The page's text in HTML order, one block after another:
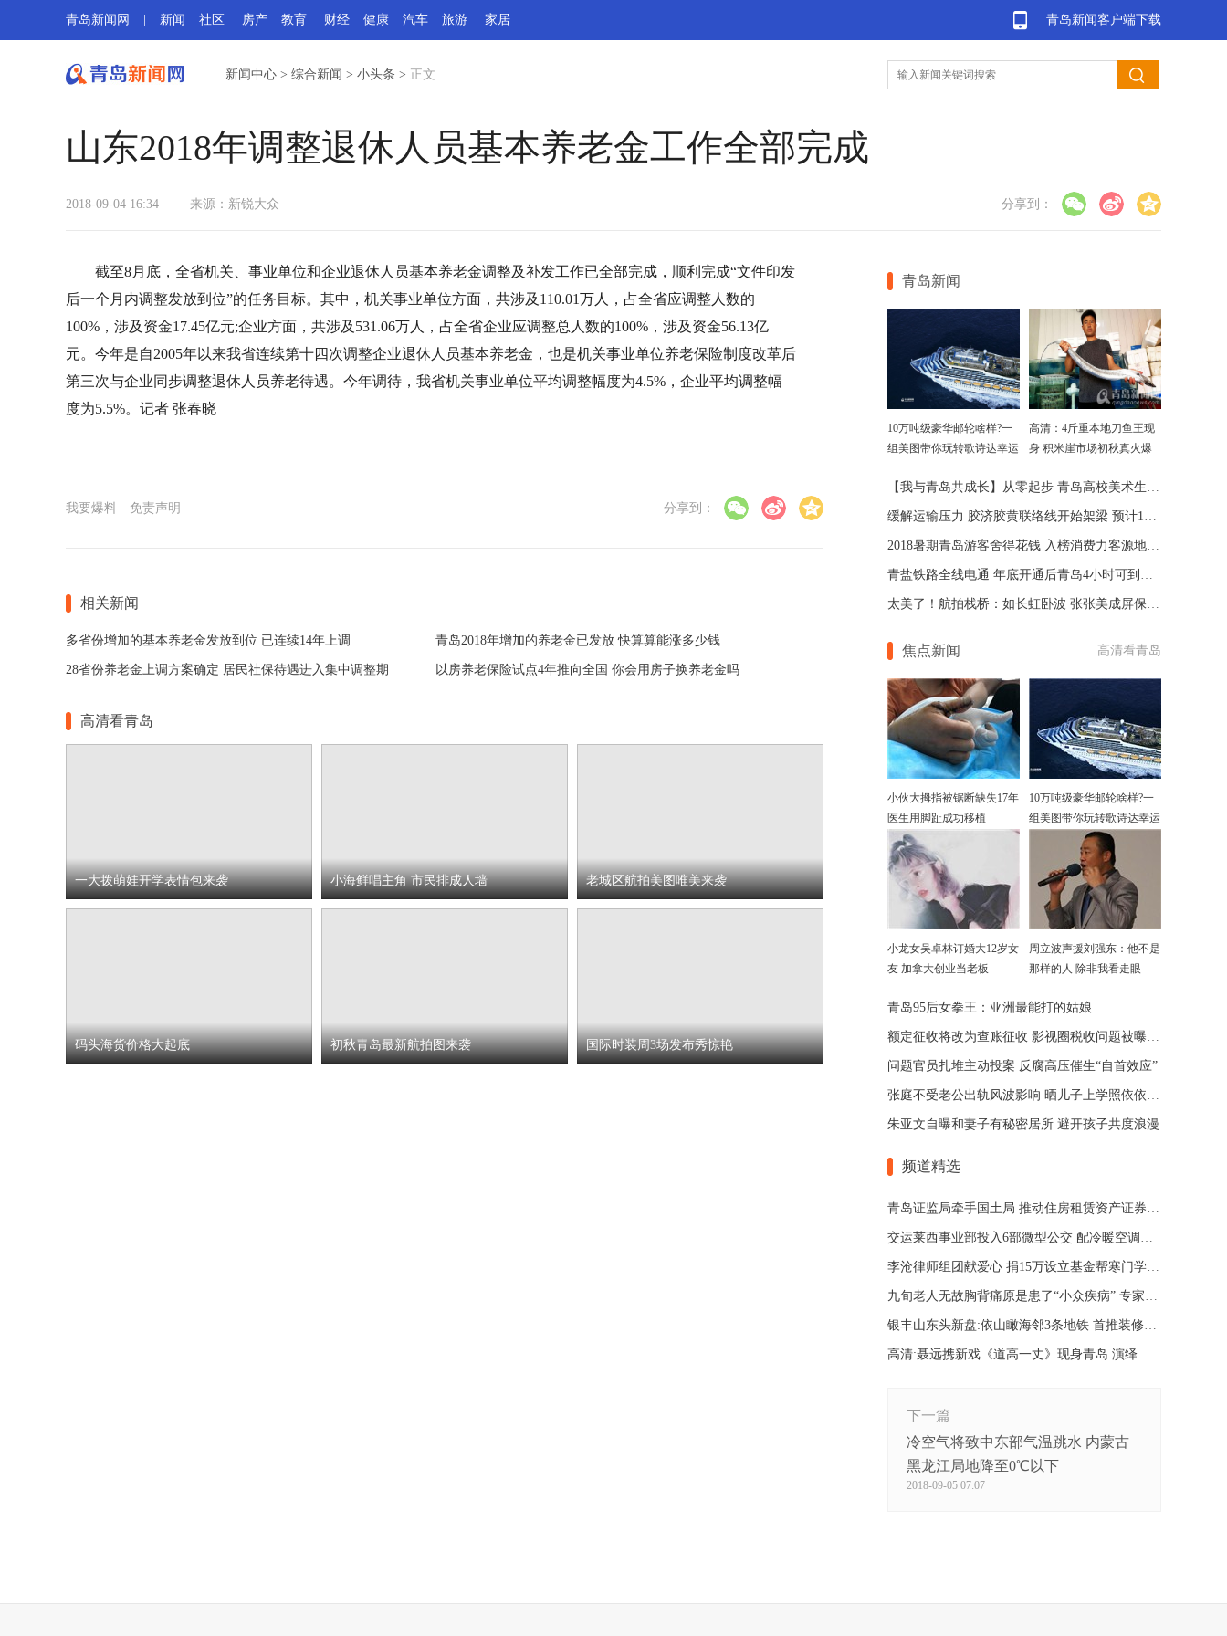
青岛新闻客户端下载
青岛新闻网 新闻 社区 房产 教育 财经 健康 汽车 旅游 家居
新闻中心 > 综合新闻 > 小头条 > 正文
山东2018年调整退休人员基本养老金工作全部完成
2018-09-04 16:34 来源： 新锐大众 分享到：
截至8月底，全省机关、事业单位和企业退休人员基本养老金调整及补发工作已全部完成，顺利完成“文件印发
后一个月内调整发放到位”的任务目标。其中，机关事业单位方面，共涉及110.01万人，占全省应调整人数的
100%，涉及资金17.45亿元;企业方面，共涉及531.06万人，占全省企业应调整总人数的100%，涉及资金56.13亿
元。今年是自2005年以来我省连续第十四次调整企业退休人员基本养老金，也是机关事业单位养老保险制度改革后
第三次与企业同步调整退休人员养老待遇。今年调待，我省机关事业单位平均调整幅度为4.5%，企业平均调整幅
度为5.5%。记者 张春晓
我要爆料 免责声明 分享到：
相关新闻
多省份增加的基本养老金发放到位 已连续14年上调 青岛2018年增加的养老金已发放 快算算能涨多少钱
28省份养老金上调方案确定 居民社保待遇进入集中调整期 以房养老保险试点4年推向全国 你会用房子换养老金吗
高清看青岛
一大拨萌娃开学表情包来袭 小海鲜唱主角 市民排成人墙 老城区航拍美图唯美来袭
码头海货价格大起底 初秋青岛最新航拍图来袭 国际时装周3场发布秀惊艳
青岛新闻
10万吨级豪华邮轮啥样?一
组美图带你玩转歌诗达幸运
高清：4斤重本地刀鱼王现
身 积米崖市场初秋真火爆
【我与青岛共成长】从零起步 青岛高校美术生增至3000人
缓解运输压力 胶济胶黄联络线开始架梁 预计11月底通车
2018暑期青岛游客舍得花钱 入榜消费力客源地TOP10
青盐铁路全线电通 年底开通后青岛4小时可到上海
太美了！航拍栈桥：如长虹卧波 张张美成屏保(图)
焦点新闻 高清看青岛
小伙大拇指被锯断缺失17年
医生用脚趾成功移植
10万吨级豪华邮轮啥样?一
组美图带你玩转歌诗达幸运
小龙女吴卓林订婚大12岁女
友 加拿大创业当老板
周立波声援刘强东：他不是
那样的人 除非我看走眼
青岛95后女拳王：亚洲最能打的姑娘
额定征收将改为查账征收 影视圈税收问题被曝出新政
问题官员扎堆主动投案 反腐高压催生“自首效应”
张庭不受老公出轨风波影响 晒儿子上学照依依不舍
朱亚文自曝和妻子有秘密居所 避开孩子共度浪漫
频道精选
青岛证监局牵手国土局 推动住房租赁资产证券化发展
交运莱西事业部投入6部微型公交 配冷暖空调乘坐更舒适
李沧律师组团献爱心 捐15万设立基金帮寒门学子圆梦
九旬老人无故胸背痛原是患了“小众疾病” 专家：易漏诊
银丰山东头新盘:依山瞰海邻3条地铁 首推装修平层
高清:聂远携新戏《道高一丈》现身青岛 演绎搏命硬汉
下一篇
冷空气将致中东部气温跳水 内蒙古
黑龙江局地降至0℃以下
2018-09-05 07:07